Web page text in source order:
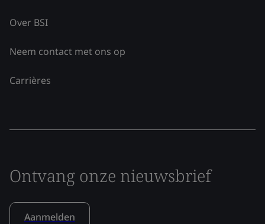
Over BSI
Neem contact met ons op
Carrières
Ontvang onze nieuwsbrief
Aanmelden